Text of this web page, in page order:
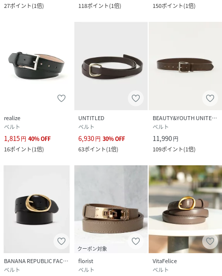
27ポイント(1倍)
118ポイント(1倍)
150ポイント(1倍)
realize
ベルト
1,815円 40%OFF
16ポイント(1倍)
UNTITLED
ベルト
6,930円 30%OFF
63ポイント(1倍)
BEAUTY&YOUTH UNITED ARROWS
ベルト
11,990円
109ポイント(1倍)
BANANA REPUBLIC FACTORY STORE
ベルト
クーポン対象
florist
ベルト
VitaFelice
ベルト